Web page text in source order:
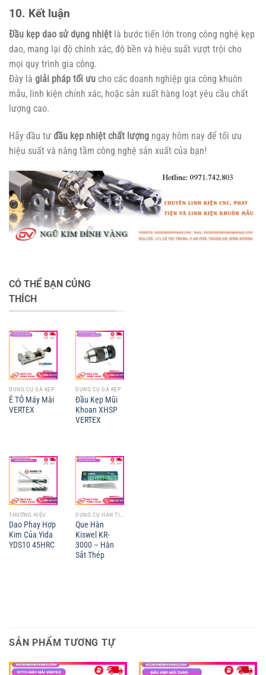
10. Kết luận
Đầu kẹp dao sử dụng nhiệt là bước tiến lớn trong công nghệ kẹp
dao, mang lại độ chính xác, độ bền và hiệu suất vượt trội cho
mọi quy trình gia công.
Đây là giải pháp tối ưu cho các doanh nghiệp gia công khuôn
mẫu, linh kiện chính xác, hoặc sản xuất hàng loạt yêu cầu chất
lượng cao.
Hãy đầu tư đầu kẹp nhiệt chất lượng ngay hôm nay để tối ưu
hiệu suất và nâng tầm công nghệ sản xuất của bạn!
CÓ THỂ BẠN CỦNG
THÍCH
DỤNG CỤ GÁ KẸP
Ê TÔ Máy Mài
VERTEX
DỤNG CỤ GÁ KẸP
Đầu Kẹp Mũi
Khoan XHSP
VERTEX
THƯƠNG HIỆU
Dao Phay Hợp
Kim Của Yida
YDS10 45HRC
Que Hàn
Kiswel KR-
3000 – Hàn
Sắt Thép
SẢN PHẨM TƯƠNG TỰ